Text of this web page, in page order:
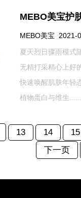
MEBO美宝护
MEBO美宝 2021-
夏天烈日骤雨模式
无精打采精心上好
快速唤醒肌肤年轻
植物蛋白与维生......
13 14
15
下一页